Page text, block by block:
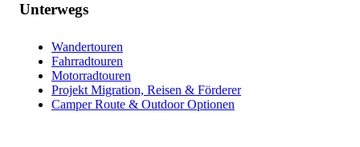
Unterwegs
Wandertouren
Fahrradtouren
Motorradtouren
Projekt Migration, Reisen & Förderer
Camper Route & Outdoor Optionen